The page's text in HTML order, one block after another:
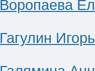
Воропаева
Гагулин